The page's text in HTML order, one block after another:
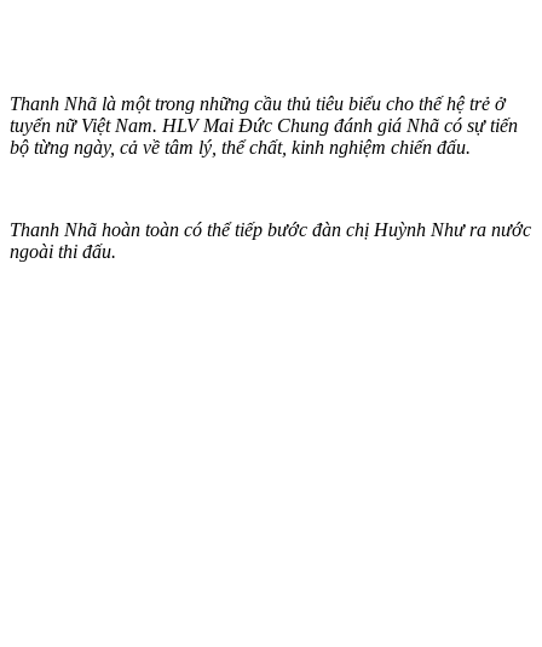
Thanh Nhã là một trong những cầu thủ tiêu biểu cho thế hệ trẻ ở
tuyển nữ Việt Nam. HLV Mai Đức Chung đánh giá Nhã có sự tiến
bộ từng ngày, cả về tâm lý, thể chất, kinh nghiệm chiến đấu.
Thanh Nhã hoàn toàn có thể tiếp bước đàn chị Huỳnh Như ra nước
ngoài thi đấu.